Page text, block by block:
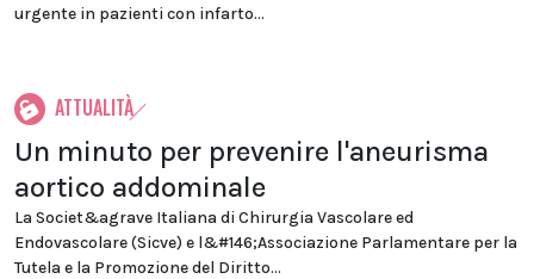
urgente in pazienti con infarto...
ATTUALITÀ
Un minuto per prevenire l'aneurisma
aortico addominale
La Societ&agrave Italiana di Chirurgia Vascolare ed
Endovascolare (Sicve) e l&#146;Associazione Parlamentare per la
Tutela e la Promozione del Diritto...